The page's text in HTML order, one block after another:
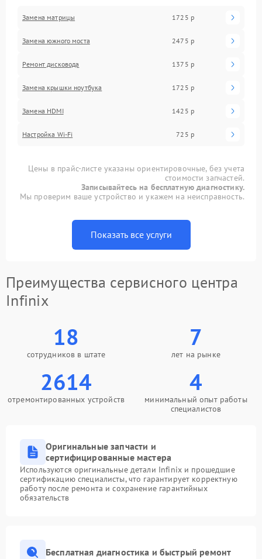
Замена матрицы 1725 р
Замена южного моста 2475 р
Ремонт дисковода 1375 р
Замена крышки ноутбука 1725 р
Замена HDMI 1425 р
Настройка Wi-Fi 725 р
Цены в прайс-листе указаны ориентировочные, без учета
стоимости запчастей.
Записывайтесь на бесплатную диагностику.
Мы проверим ваше устройство и укажем на неисправность.
Показать все услуги
Преимущества сервисного центра
Infinix
18
сотрудников в штате
7
лет на рынке
2614
отремонтированных устройств
4
минимальный опыт работы
специалистов
Оригинальные запчасти и
сертифицированные мастера
Используются оригинальные детали Infinix и прошедшие
сертификацию специалисты, что гарантирует корректную
работу после ремонта и сохранение гарантийных
обязательств
Бесплатная диагностика и быстрый ремонт